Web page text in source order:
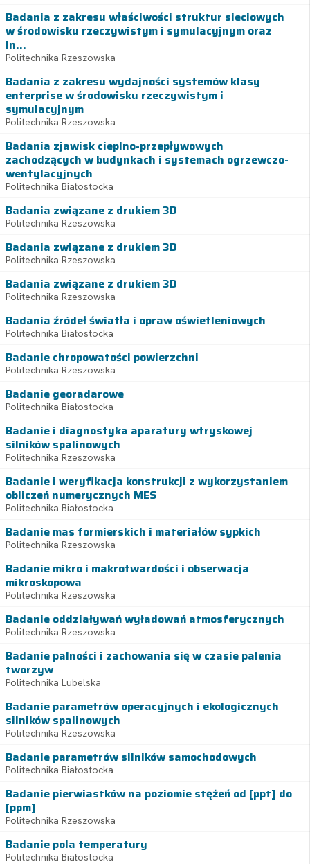
Badania z zakresu właściwości struktur sieciowych
w środowisku rzeczywistym i symulacyjnym oraz
In...
Politechnika Rzeszowska
Badania z zakresu wydajności systemów klasy
enterprise w środowisku rzeczywistym i
symulacyjnym
Politechnika Rzeszowska
Badania zjawisk cieplno-przepływowych
zachodzących w budynkach i systemach ogrzewczo-
wentylacyjnych
Politechnika Białostocka
Badania związane z drukiem 3D
Politechnika Rzeszowska
Badania związane z drukiem 3D
Politechnika Rzeszowska
Badania związane z drukiem 3D
Politechnika Rzeszowska
Badania źródeł światła i opraw oświetleniowych
Politechnika Białostocka
Badanie chropowatości powierzchni
Politechnika Rzeszowska
Badanie georadarowe
Politechnika Białostocka
Badanie i diagnostyka aparatury wtryskowej
silników spalinowych
Politechnika Rzeszowska
Badanie i weryfikacja konstrukcji z wykorzystaniem
obliczeń numerycznych MES
Politechnika Białostocka
Badanie mas formierskich i materiałów sypkich
Politechnika Rzeszowska
Badanie mikro i makrotwardości i obserwacja
mikroskopowa
Politechnika Rzeszowska
Badanie oddziaływań wyładowań atmosferycznych
Politechnika Rzeszowska
Badanie palności i zachowania się w czasie palenia
tworzyw
Politechnika Lubelska
Badanie parametrów operacyjnych i ekologicznych
silników spalinowych
Politechnika Rzeszowska
Badanie parametrów silników samochodowych
Politechnika Białostocka
Badanie pierwiastków na poziomie stężeń od [ppt] do
[ppm]
Politechnika Rzeszowska
Badanie pola temperatury
Politechnika Białostocka